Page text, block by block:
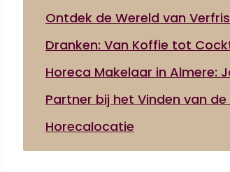
Ontdek de Wereld van
Dranken: Van Koffie tot
Horeca Makelaar in Almere:
Partner bij het Vinden van de
Horecalocatie